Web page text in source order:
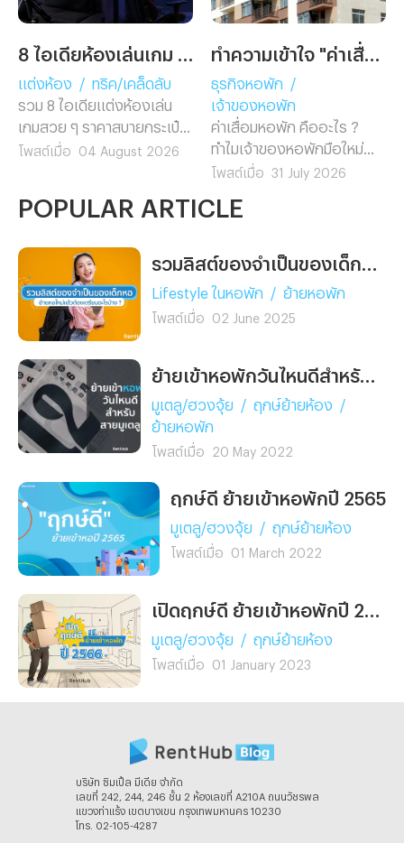
แต่งห้อง /
ทริค/เคล็ดลับ
รวม 8 ไอเดียแต่งห้องเล่น
เกมสวย ๆ ราคาสบายกระเป๋า
แต่งตามง่ายไม่ต้องรีโนเวท
คอมให้ดูโปรในงบสุดคุ้ม
โพสต์เมื่อ 04 August 2026
ธุรกิจหอพัก
/
เจ้าของหอพัก
ค่าเสื่อมหอพัก คืออะไร ?
ทำไมเจ้าของหอพักมือใหม่
ต้องรู้ก่อนยื่นภาษี พร้อมวิธี
กฎหมาย และตัวอย่างจริงที่
เลย
โพสต์เมื่อ 31 July 2026
POPULAR ARTICLE
Lifestyle ในหอพัก / ย้ายหอพัก
โพสต์เมื่อ 02 June 2025
ย้ายเข้าหอพักวันไหนดีสำหรับสายมูเตลู
มูเตลู/ฮวงจุ้ย / ฤกษ์ย้ายห้อง
/
ย้ายหอพัก
โพสต์เมื่อ 20 May 2022
ฤกษ์ดี ย้ายเข้าหอพักปี 2565
มูเตลู/ฮวงจุ้ย / ฤกษ์ย้ายห้อง
โพสต์เมื่อ 01 March 2022
มูเตลู/ฮวงจุ้ย / ฤกษ์ย้ายห้อง
โพสต์เมื่อ 01 January 2023
บริษัท ซิมเปิ้ล มีเดีย จํากัด
เลขที่ 242, 244, 246 ชั้น 2 ห้องเลขที่ A210A ถนนวัชรพล
แขวงท่าแร้ง เขตบางเขน กรุงเทพมหานคร 10230
โทร. 02-105-4287